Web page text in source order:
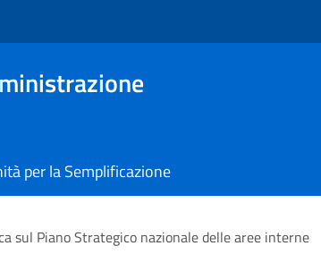
per la Semplificazione
sul Piano Strategico nazionale delle aree interne